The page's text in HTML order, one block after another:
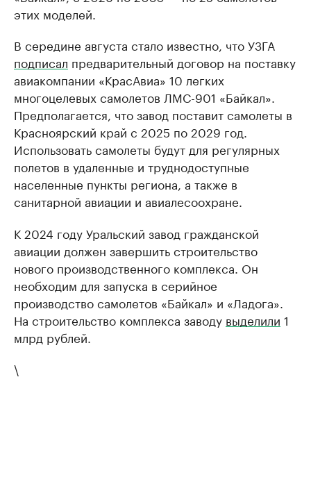
этих моделей.
В середине августа стало известно, что УЗГА
подписал предварительный договор на поставку
авиакомпании «КрасАвиа» 10 легких
многоцелевых самолетов ЛМС-901 «Байкал».
Предполагается, что завод поставит самолеты в
Красноярский край с 2025 по 2029 год.
Использовать самолеты будут для регулярных
полетов в удаленные и труднодоступные
населенные пункты региона, а также в
санитарной авиации и авиалесоохране.
К 2024 году Уральский завод гражданской
авиации должен завершить строительство
нового производственного комплекса. Он
необходим для запуска в серийное
производство самолетов «Байкал» и «Ладога».
На строительство комплекса заводу выделили 1
млрд рублей.
\